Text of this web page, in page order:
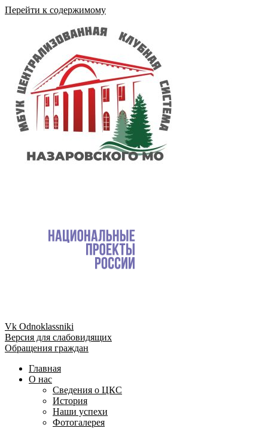
Перейти к содержимому
Vk Odnoklassniki
Версия для слабовидящих
Обращения граждан
Главная
О нас
Сведения о ЦКС
История
Наши успехи
Фотогалерея